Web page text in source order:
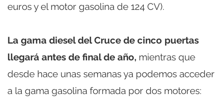
euros y el motor gasolina de 124 CV).
La gama diesel del Cruce de cinco puertas
llegará antes de final de año, mientras que
desde hace unas semanas ya podemos acceder
a la gama gasolina formada por dos motores: